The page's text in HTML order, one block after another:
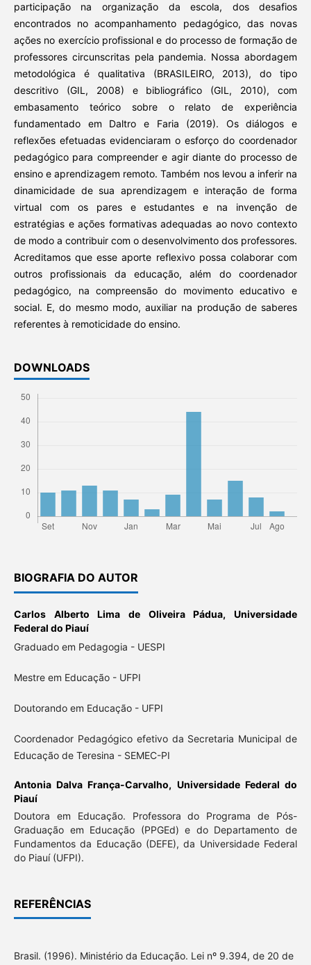
participação na organização da escola, dos desafios
encontrados no acompanhamento pedagógico, das novas
ações no exercício profissional e do processo de formação de
professores circunscritas pela pandemia. Nossa abordagem
metodológica é qualitativa (BRASILEIRO, 2013), do tipo
descritivo (GIL, 2008) e bibliográfico (GIL, 2010), com
embasamento teórico sobre o relato de experiência
fundamentado em Daltro e Faria (2019). Os diálogos e
reflexões efetuadas evidenciaram o esforço do coordenador
pedagógico para compreender e agir diante do processo de
ensino e aprendizagem remoto. Também nos levou a inferir na
dinamicidade de sua aprendizagem e interação de forma
virtual com os pares e estudantes e na invenção de
estratégias e ações formativas adequadas ao novo contexto
de modo a contribuir com o desenvolvimento dos professores.
Acreditamos que esse aporte reflexivo possa colaborar com
outros profissionais da educação, além do coordenador
pedagógico, na compreensão do movimento educativo e
social. E, do mesmo modo, auxiliar na produção de saberes
referentes à remoticidade do ensino.
DOWNLOADS
BIOGRAFIA DO AUTOR
Carlos Alberto Lima de Oliveira Pádua,Universidade
Federal do Piauí
Graduado em Pedagogia - UESPI
Mestre em Educação - UFPI
Doutorando em Educação - UFPI
Coordenador Pedagógico efetivo da Secretaria Municipal de
Educação de Teresina - SEMEC-PI
Antonia Dalva França-Carvalho, Universidade Federal do
Piauí
Doutora em Educação. Professora do Programa de Pós-
Graduação em Educação (PPGEd) e do Departamento de
Fundamentos da Educação (DEFE), da Universidade Federal
do Piauí (UFPI).
REFERÊNCIAS
Brasil. (1996). Ministério da Educação. Lei nº 9.394, de 20 de